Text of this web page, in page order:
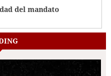
del mandato